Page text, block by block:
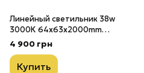
Линейный светильник 38w
3000К 64х63х2000mm
5040lm IP42 подвесной на
тросах Trail 6364 LC-INF-
38w-2-3К
4 900 грн
Купить